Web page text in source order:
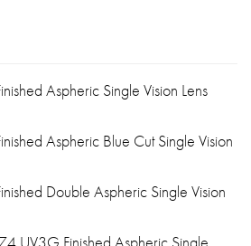
Aspheric Single Vision Lens
Aspheric Blue Cut Single Vision
Double Aspheric Single Vision